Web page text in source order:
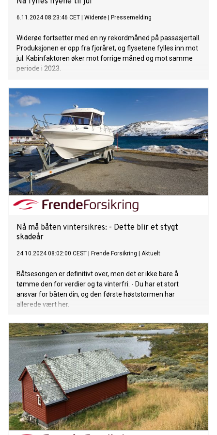
6.11.2024 08:23:46 CET Widerøe Pressemelding
Widerøe fortsetter med en ny rekordmåned på passasjertall.
Produksjonen er opp fra fjoråret, og flysetene fylles inn mot
jul. Kabinfaktoren øker mot forrige måned og mot samme
periode i 2023.
Nå må båten vintersikres: - Dette blir et stygt
skadeår
24.10.2024 08:02:00 CEST Frende Forsikring Aktuelt
Båtsesongen er definitivt over, men det er ikke bare å
tømme den for verdier og ta vinterfri. - Du har et stort
ansvar for båten din, og den første høststormen har
allerede vært her.